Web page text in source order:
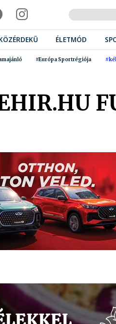
ÉLETMÓD
#Európa Sportrégiója